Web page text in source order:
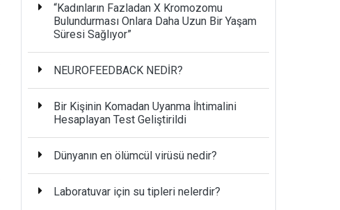
“Kadınların Fazladan X Kromozomu
Bulundurması Onlara Daha Uzun Bir Yaşam
Süresi Sağlıyor”
NEUROFEEDBACK NEDİR?
Bir Kişinin Komadan Uyanma İhtimalini
Hesaplayan Test Geliştirildi
Dünyanın en ölümcül virüsü nedir?
Laboratuvar için su tipleri nelerdir?